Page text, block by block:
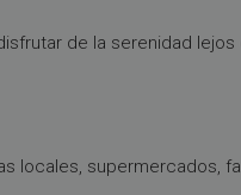
de la serenidad
locales, supermercados,